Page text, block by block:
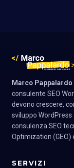
Marco Pappalardo
consulente SEO
devono crescere,
sviluppo
consulenza SEO
Optimization (GEO)
SERVIZI